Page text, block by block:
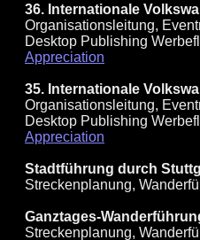
36. Internationale
Organisationsleitung,
Desktop Publishing
Appreciation
35. Internationale
Organisationsleitung,
Desktop Publishing
Appreciation
Stadtführung durch
Streckenplanung,
Ganztages-
Streckenplanung,